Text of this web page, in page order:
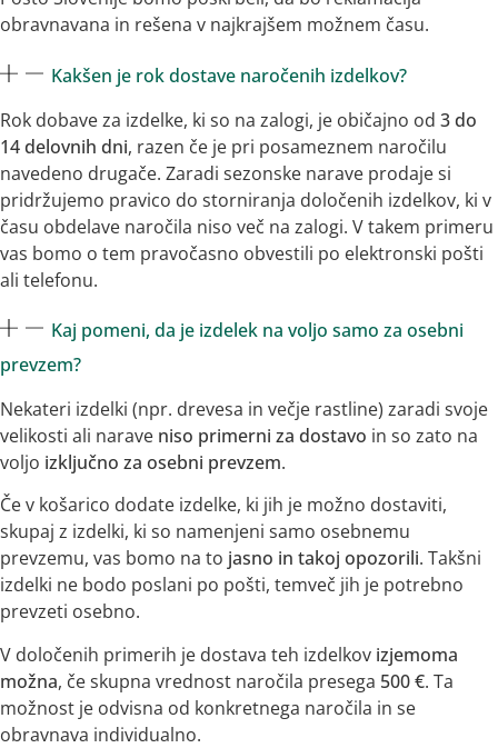
obravnavana in rešena v najkrajšem možnem času.
Kakšen je rok dostave naročenih izdelkov?
Rok dobave za izdelke, ki so na zalogi, je običajno od 3 do
14 delovnih dni, razen če je pri posameznem naročilu
navedeno drugače. Zaradi sezonske narave prodaje si
pridržujemo pravico do storniranja določenih izdelkov, ki v
času obdelave naročila niso več na zalogi. V takem primeru
vas bomo o tem pravočasno obvestili po elektronski pošti
ali telefonu.
Kaj pomeni, da je izdelek na voljo samo za osebni
prevzem?
Nekateri izdelki (npr. drevesa in večje rastline) zaradi svoje
velikosti ali narave niso primerni za dostavo in so zato na
voljo izključno za osebni prevzem.
Če v košarico dodate izdelke, ki jih je možno dostaviti,
skupaj z izdelki, ki so namenjeni samo osebnemu
prevzemu, vas bomo na to jasno in takoj opozorili. Takšni
izdelki ne bodo poslani po pošti, temveč jih je potrebno
prevzeti osebno.
V določenih primerih je dostava teh izdelkov izjemoma
možna, če skupna vrednost naročila presega 500 €. Ta
možnost je odvisna od konkretnega naročila in se
obravnava individualno.